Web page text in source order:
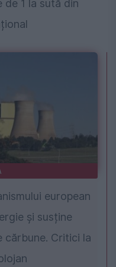
de 1 la sută din
european
și susține
cărbune. Critici la